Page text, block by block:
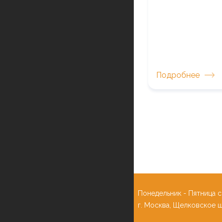
Подробнее
Понедельник - Пятница
г. Москва, Щелковское